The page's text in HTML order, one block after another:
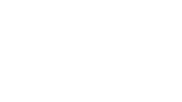
Dacă vă
reprezintă